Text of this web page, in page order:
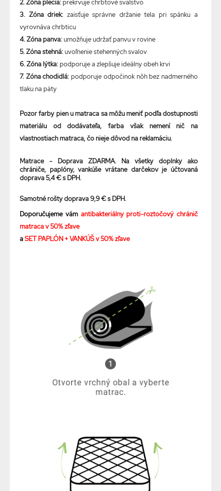
2. Zóna plecia:prekrvuje chrbtové svalstvo
3. Zóna driek: zaisťuje správne držanie tela pri spánku a
vyrovnáva chrbticu
4. Zóna panva:umožňuje udržať panvu v rovine
5. Zóna stehná:uvoľnenie stehenných svalov
6. Zóna lýtka:podporuje a zlepšuje ideálny obeh krvi
7. Zóna chodidlá: podporuje odpočinok nôh bez nadmerného
tlaku na päty
Pozor farby pien u matraca sa môžu meniť podľa dostupnosti
materiálu od dodávateľa, farba však nemení nič na
vlastnostiach matraca, čo nieje dôvod na reklamáciu.
Matrace - Doprava ZDARMA. Na všetky doplnky ako
chrániče, paplóny, vankúše vrátane darčekov je účtovaná
doprava 5,4 € s DPH.
Samotné rošty doprava 9,9 € s DPH.
Doporučujeme vám antibakteriálny proti-roztočový chránič
matraca v 50% zľave
aSET PAPLÓN + VANKÚŠ v 50% zľave